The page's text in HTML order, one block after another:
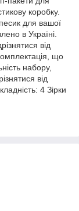
коробку.
для вашої
в Україні.
від
що
набору,
від
4 Зірки